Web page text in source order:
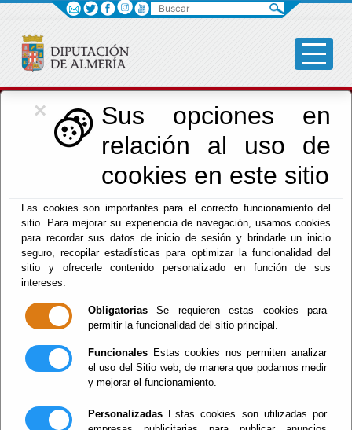
×
Sus opciones en
relación al uso de
cookies en este sitio
Las cookies son importantes para el correcto funcionamiento del
sitio. Para mejorar su experiencia de navegación, usamos cookies
para recordar sus datos de inicio de sesión y brindarle un inicio
seguro, recopilar estadísticas para optimizar la funcionalidad del
sitio y ofrecerle contenido personalizado en función de sus
intereses.
Obligatorias Se requieren estas cookies para
permitir la funcionalidad del sitio principal.
Funcionales Estas cookies nos permiten analizar
el uso del Sitio web, de manera que podamos medir
y mejorar el funcionamiento.
Personalizadas Estas cookies son utilizadas por
Cultura, Cine e
Identidad Almeriense
Menú Cultura
Inicio -Cultura y Cine - Presentación de la guía ECPA
Presentación de
la guía ECPA
Buscar